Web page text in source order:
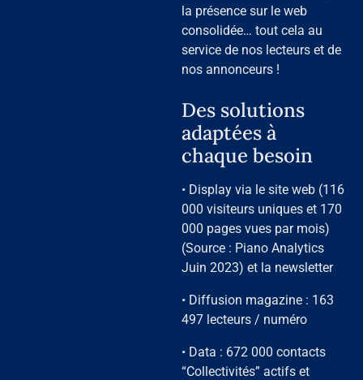
la présence sur le web
consolidée… tout cela au
service de nos lecteurs et de
nos annonceurs !
Des solutions
adaptées à
chaque besoin
• Display via le site web (116
000 visiteurs uniques et 170
000 pages vues par mois)
(Source : Piano Analytics
Juin 2023) et la newsletter
• Diffusion magazine : 163
497 lecteurs / numéro
• Data : 672 000 contacts
“Collectivités” actifs et